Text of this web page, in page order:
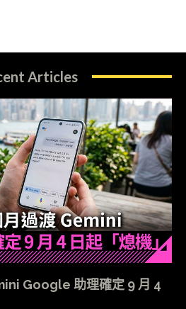
Articles
Google 助理確定 9 月 4